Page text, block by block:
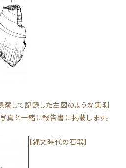
察して記録した左図のような実測
真と一緒に報告書に掲載します。
【縄文時代の石器】